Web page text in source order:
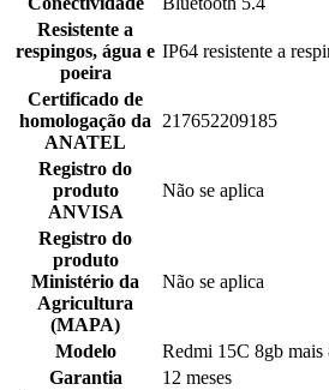
Resistente a
respingos, água e
poeira
IP64 resistente a
Certificado de
homologação da
ANATEL
217652209185
Registro do
produto
ANVISA
Não se aplica
Registro do
produto
Ministério da
Agricultura
(MAPA)
Não se aplica
Modelo
Redmi 15C 8gb mais
Garantia
12 meses